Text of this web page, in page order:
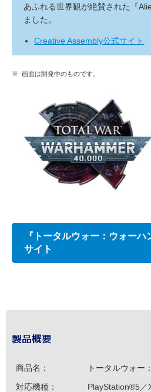
あふれる世界観が絶賛された『
ました。
Creative Assembly公式サイト
※ 画面は開発中のものです。
『トータルウォー：ウォー
サイト
製品概要
商品名：
トータルウォー
対応機種：
PlayStation®5／